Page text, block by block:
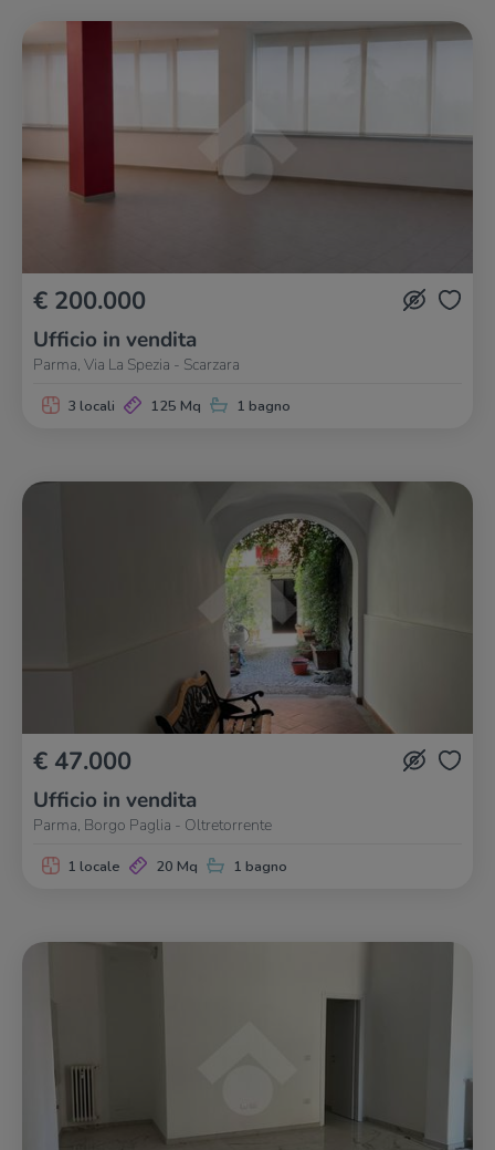
€ 200.000
Ufficio in vendita
Parma, Via La Spezia - Scarzara
3 locali 125 Mq 1 bagno
€ 47.000
Ufficio in vendita
Parma, Borgo Paglia - Oltretorrente
1 locale 20 Mq 1 bagno